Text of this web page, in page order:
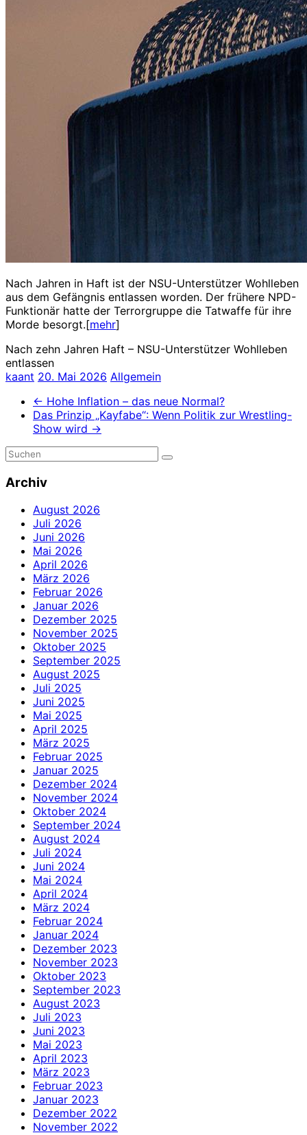
Nach Jahren in Haft ist der NSU-Unterstützer Wohlleben
aus dem Gefängnis entlassen worden. Der frühere NPD-
Funktionär hatte der Terrorgruppe die Tatwaffe für ihre
Morde besorgt.[mehr]
Nach zehn Jahren Haft – NSU-Unterstützer Wohlleben
entlassen
kaant 20. Mai 2026 Allgemein
← Hohe Inflation – das neue Normal?
Das Prinzip „Kayfabe“: Wenn Politik zur Wrestling-
Show wird →
Archiv
August 2026
Juli 2026
Juni 2026
Mai 2026
April 2026
März 2026
Februar 2026
Januar 2026
Dezember 2025
November 2025
Oktober 2025
September 2025
August 2025
Juli 2025
Juni 2025
Mai 2025
April 2025
März 2025
Februar 2025
Januar 2025
Dezember 2024
November 2024
Oktober 2024
September 2024
August 2024
Juli 2024
Juni 2024
Mai 2024
April 2024
März 2024
Februar 2024
Januar 2024
Dezember 2023
November 2023
Oktober 2023
September 2023
August 2023
Juli 2023
Juni 2023
Mai 2023
April 2023
März 2023
Februar 2023
Januar 2023
Dezember 2022
November 2022